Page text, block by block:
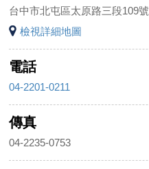
台中市北屯區太原路三段109號
檢視詳細地圖
電話
04-2201-0211
傳真
04-2235-0753